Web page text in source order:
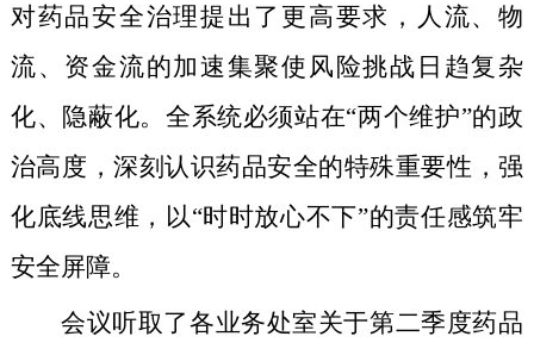
对药品安全治理提出了更高要求，人流、物
流、资金流的加速集聚使风险挑战日趋复杂
化、隐蔽化。全系统必须站在“两个维护”的政
治高度，深刻认识药品安全的特殊重要性，强
化底线思维，以“时时放心不下”的责任感筑牢
安全屏障。
会议听取了各业务处室关于第二季度药品